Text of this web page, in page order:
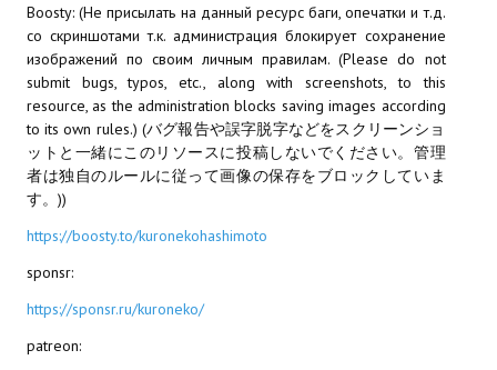
Новости
Новости Архив
МОДЫ ДЛЯ ИГР
Патчи
Моды
Divinity Original Sin Enhanced Edition
Boosty: (Не присылать на данный ресурс баги, опечатки и т.д.
со скриншотами т.к. администрация блокирует сохранение
изображений по своим личным правилам. (Please do not
submit bugs, typos, etc., along with screenshots, to this
resource, as the administration blocks saving images according
to its own rules.) (バグ報告や誤字脱字などをスクリーンショ
ットと一緒にこのリソースに投稿しないでください。管理
者は独自のルールに従って画像の保存をブロックしていま
す。))
https://boosty.to/kuronekohashimoto
sponsr:
https://sponsr.ru/kuroneko/
patreon: